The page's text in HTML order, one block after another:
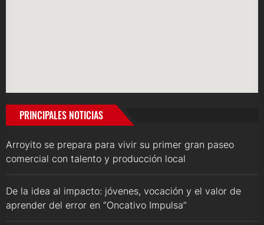
PRINCIPALES NOTICIAS
Arroyito se prepara para vivir su primer gran paseo
comercial con talento y producción local
De la idea al impacto: jóvenes, vocación y el valor de
aprender del error en “Oncativo Impulsa”